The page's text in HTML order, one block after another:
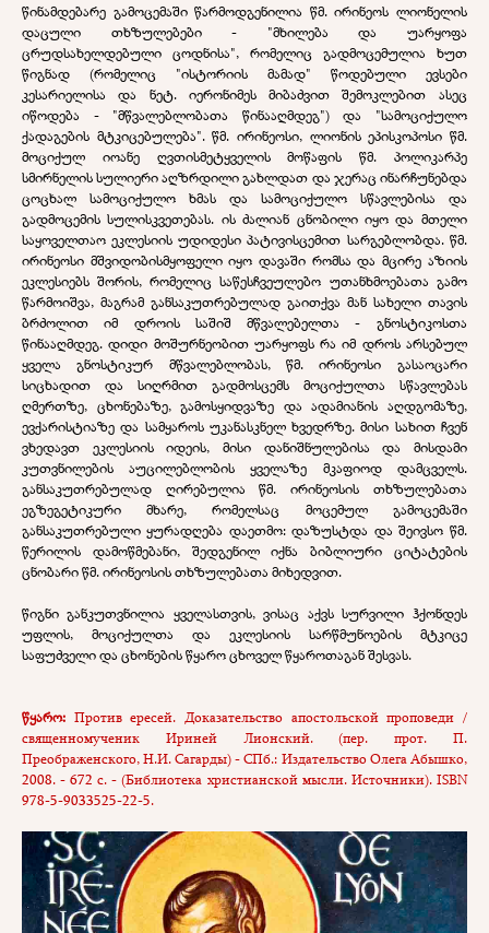
წინამდებარე გამოცემაში წარმოდგენილია წმ. ირინეოს ლიონელის
დაცული თხზულებები - "მხილება და უარყოფა
ცრუდსახელდებული ცოდნისა", რომელიც გადმოცემულია ხუთ
წიგნად (რომელიც "ისტორიის მამად" წოდებული ევსები
კესარიელისა და ნეტ. იერონიმეს მიბაძვით შემოკლებით ასეც
იწოდება - "მწვალებლობათა წინააღმდეგ") და "სამოციქულო
ქადაგების მტკიცებულება". წმ. ირინეოსი, ლიონის ეპისკოპოსი წმ.
მოციქულ იოანე ღვთისმეტყველის მოწაფის წმ. პოლიკარპე
სმირნელის სულიერი აღზრდილი გახლდათ და ჯერაც ინარჩუნებდა
ცოცხალ სამოციქულო ხმას და სამოციქულო სწავლებისა და
გადმოცემის სულისკვეთებას. ის ძალიან ცნობილი იყო და მთელი
საყოველთაო ეკლესიის უდიდესი პატივისცემით სარგებლობდა. წმ.
ირინეოსი მშვიდობისმყოფელი იყო დავაში რომსა და მცირე აზიის
ეკლესიებს შორის, რომელიც საწესჩვეულებო უთანხმოებათა გამო
წარმოიშვა, მაგრამ განსაკუთრებულად გაითქვა მან სახელი თავის
ბრძოლით იმ დროის საშიშ მწვალებელთა - გნოსტიკოსთა
წინააღმდეგ. დიდი მოშურნეობით უარყოფს რა იმ დროს არსებულ
ყველა გნოსტიკურ მწვალებლობას, წმ. ირინეოსი გასაოცარი
სიცხადით და სიღრმით გადმოსცემს მოციქულთა სწავლებას
ღმერთზე, ცხონებაზე, გამოსყიდვაზე და ადამიანის აღდგომაზე,
ევქარისტიაზე და სამყაროს უკანასკნელ ხვედრზე. მისი სახით ჩვენ
ვხედავთ ეკლესიის იდეის, მისი დანიშნულებისა და მისდამი
კუთვნილების აუცილებლობის ყველაზე მკაფიოდ დამცველს.
განსაკუთრებულად ღირებულია წმ. ირინეოსის თხზულებათა
ეგზეგეტიკური მხარე, რომელსაც მოცემულ გამოცემაში
განსაკუთრებული ყურადღება დაეთმო: დაზუსტდა და შეივსო წმ.
წერილის დამოწმებანი, შედგენილ იქნა ბიბლიური ციტატების
ცნობარი წმ. ირინეოსის თხზულებათა მიხედვით.
წიგნი განკუთვნილია ყველასთვის, ვისაც აქვს სურვილი ჰქონდეს
უფლის, მოციქულთა და ეკლესიის სარწმუნოების მტკიცე
საფუძველი და ცხონების წყარო ცხოველ წყაროთაგან შესვას.
წყარო: Против ересей. Доказательство апостольской проповеди /
священномученик Ириней Лионский. (пер. прот. П.
Преображенского, Н.И. Сагарды) - СПб.: Издательство Олега Абышко,
2008. - 672 с. - (Библиотека христианской мысли. Источники). ISBN
978-5-9033525-22-5.